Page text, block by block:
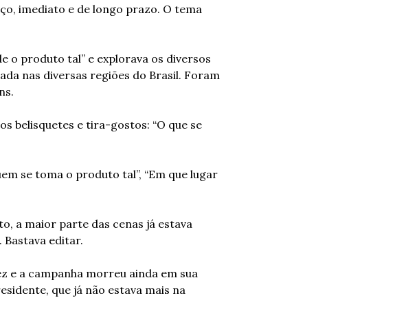
imediato e de longo prazo. O tema
o produto tal” e explorava os diversos
nas diversas regiões do Brasil. Foram
belisquetes e tira-gostos: “O que se
se toma o produto tal”, “Em que lugar
a maior parte das cenas já estava
editar.
e a campanha morreu ainda em sua
que já não estava mais na